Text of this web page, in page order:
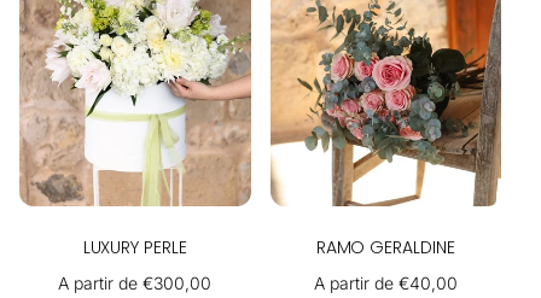
LUXURY PERLE
Precio
A partir de €300,00
RAMO GERALDINE
Precio
A partir de €40,00